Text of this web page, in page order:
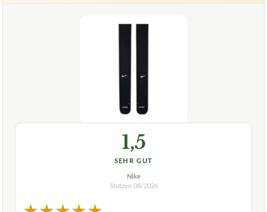
1,5
SEHR GUT
Nike
Stutzen 08/2026